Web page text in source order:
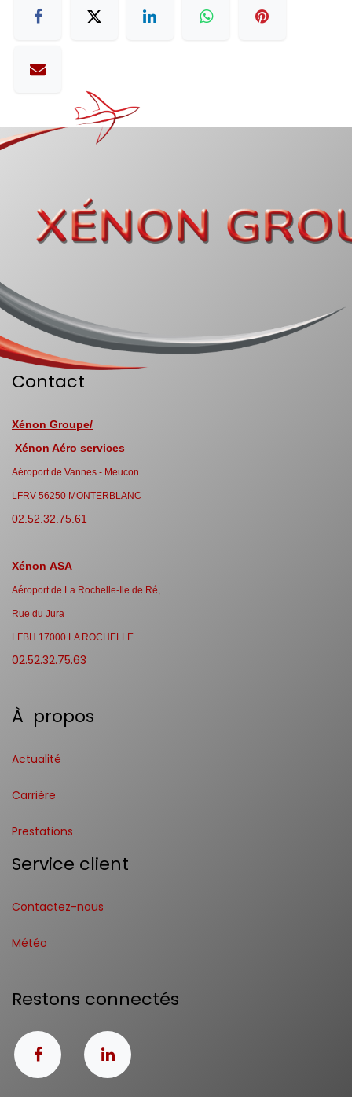
Contact
Xénon Groupe/
Xénon Aéro services
Aéroport de Vannes - Meucon
LFRV 56250 MONTERBLANC
02.52.32.75.61
Xénon ASA
Aéroport de La Rochelle-Ile de Ré,
Rue du Jura
LFBH 17000 LA ROCHELLE
02.52.32.75.63
À propos
Actualité
Carrière
Prestations
Service client
Contactez-nous
Météo
Restons connectés